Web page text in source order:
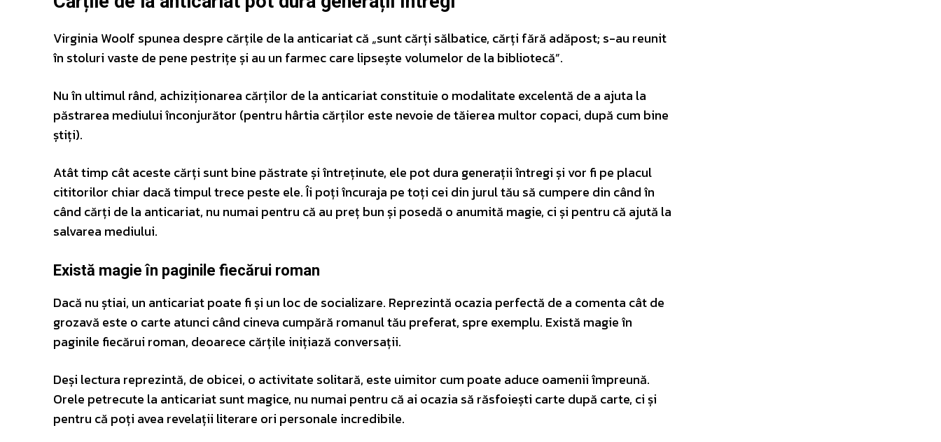
Virginia Woolf spunea despre cărțile de la anticariat că „sunt cărți sălbatice, cărți fără adăpost; s-au reunit
în stoluri vaste de pene pestrițe și au un farmec care lipsește volumelor de la bibliotecă”.
Nu în ultimul rând, achiziționarea cărților de la anticariat constituie o modalitate excelentă de a ajuta la
păstrarea mediului înconjurător (pentru hârtia cărților este nevoie de tăierea multor copaci, după cum bine
știți).
Atât timp cât aceste cărți sunt bine păstrate și întreținute, ele pot dura generații întregi și vor fi pe placul
cititorilor chiar dacă timpul trece peste ele. Îi poți încuraja pe toți cei din jurul tău să cumpere din când în
când cărți de la anticariat, nu numai pentru că au preț bun și posedă o anumită magie, ci și pentru că ajută la
salvarea mediului.
Există magie în paginile fiecărui roman
Dacă nu știai, un anticariat poate fi și un loc de socializare. Reprezintă ocazia perfectă de a comenta cât de
grozavă este o carte atunci când cineva cumpără romanul tău preferat, spre exemplu. Există magie în
paginile fiecărui roman, deoarece cărțile inițiază conversații.
Deși lectura reprezintă, de obicei, o activitate solitară, este uimitor cum poate aduce oamenii împreună.
Orele petrecute la anticariat sunt magice, nu numai pentru că ai ocazia să răsfoiești carte după carte, ci și
pentru că poți avea revelații literare ori personale incredibile.